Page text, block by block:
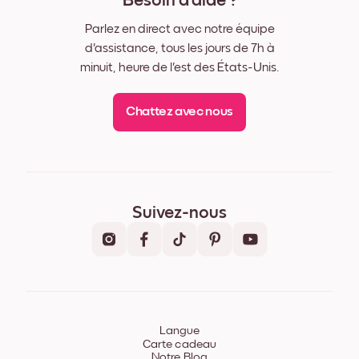
Parlez en direct avec notre équipe
d'assistance, tous les jours de 7h à
minuit, heure de l'est des États-Unis.
Chattez avec nous
Suivez-nous
Langue
Carte cadeau